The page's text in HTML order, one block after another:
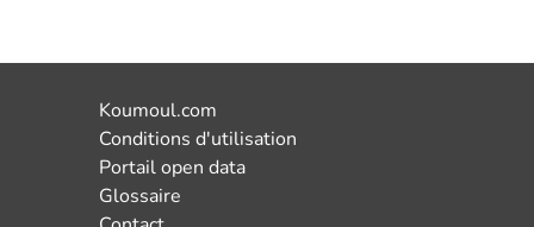
Koumoul.com
Conditions d'utilisation
Portail open data
Glossaire